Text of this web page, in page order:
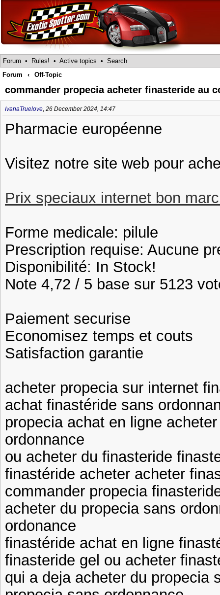
Forum • Rules! • Active topics • Search
Forum
‹ Off-Topic
commander propecia acheter finasteride au
IvanaTruelove, 26 December 2024, 14:47
Pharmacie européenne
Visitez notre site web pour
Prix speciaux internet bon
Forme medicale: pilule
Prescription requise: Aucune
Disponibilité: In Stock!
Note 4,72 / 5 base sur 5123
Paiement securise
Economisez temps et couts
Satisfaction garantie
acheter propecia sur internet
achat finastéride sans
propecia achat en ligne
ordonnance
ou acheter du finasteride
finastéride acheter acheter
commander propecia
acheter du propecia sans
ordonance
finastéride achat en ligne
finasteride gel ou acheter
qui a deja acheter du propecia